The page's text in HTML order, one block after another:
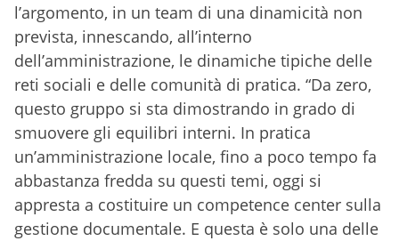
l’argomento, in un team di una dinamicità non
prevista, innescando, all’interno
dell’amministrazione, le dinamiche tipiche delle
reti sociali e delle comunità di pratica. “Da zero,
questo gruppo si sta dimostrando in grado di
smuovere gli equilibri interni. In pratica
un’amministrazione locale, fino a poco tempo fa
abbastanza fredda su questi temi, oggi si
appresta a costituire un competence center sulla
gestione documentale. E questa è solo una delle